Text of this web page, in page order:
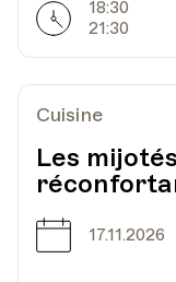
Horarires
18:30
21:30
Cuisine
Les
Date
17.11.2026